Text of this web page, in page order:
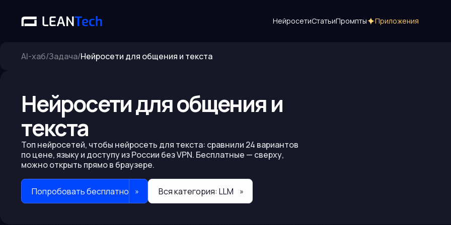
НейросетиСтатьиПромпты Приложения
AI-хаб/Задача/Нейросети для общения и текста
Нейросети для общения и
текста
Топ нейросетей, чтобы нейросеть для текста: сравнили 24 вариантов
по цене, языку и доступу из России без VPN. Бесплатные — сверху,
можно открыть прямо в браузере.
Попробовать бесплатно » Вся категория:LLM »